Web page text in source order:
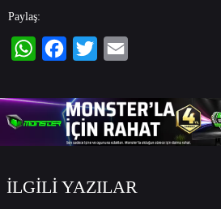
Paylaş:
İLGİLİ YAZILAR